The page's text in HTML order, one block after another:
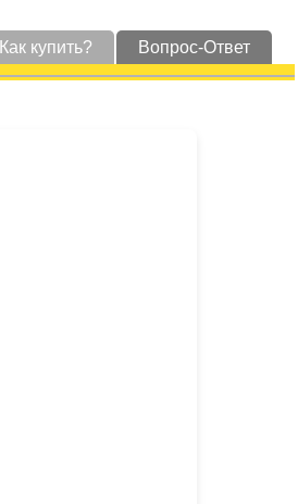
Как купить? Вопрос-Ответ